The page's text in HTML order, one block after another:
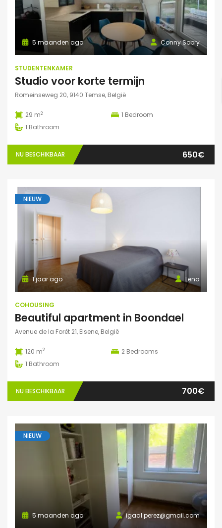
Conny Sobry
5 maanden ago
STUDENTENKAMER
Studio voor korte termijn
Romeinseweg 20, 9140 Temse, België
29 m2 1 Bedroom
1 Bathroom
NU BESCHIKBAAR 650€
NIEUW
Lena
1 jaar ago
COHOUSING
Beautiful apartment in Boondael
Avenue de la Forêt 21, Elsene, België
120 m2 2 Bedrooms
1 Bathroom
NU BESCHIKBAAR 700€
NIEUW
igaal.perez@gmail.com
5 maanden ago